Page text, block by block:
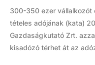
300-350 ezer vállalkozót
tételes adójának (kata)
Gazdaságkutató Zrt.
kisadózó térhet át az